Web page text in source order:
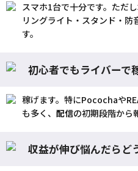
スマホ1台で十分です。ただ
リングライト・スタンド・
す。
初心者でもライバーで
稼げます。特にPocochaや
も多く、 配信の初期段階から
収益が伸び悩んだらど